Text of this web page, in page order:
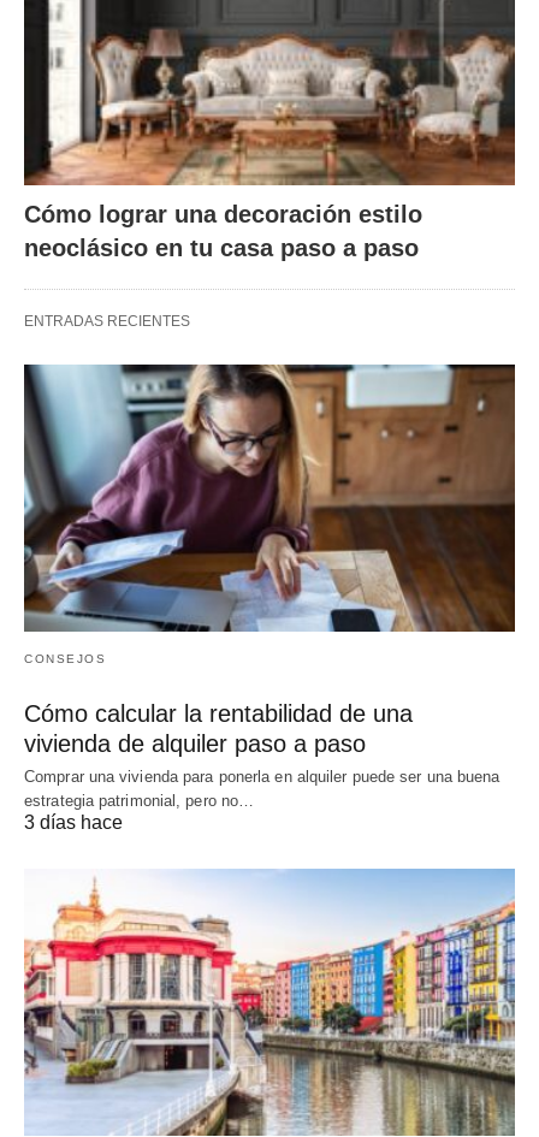
Cómo lograr una decoración estilo
neoclásico en tu casa paso a paso
ENTRADAS RECIENTES
CONSEJOS
Cómo calcular la rentabilidad de una
vivienda de alquiler paso a paso
Comprar una vivienda para ponerla en alquiler puede ser una buena
estrategia patrimonial, pero no…
3 días hace